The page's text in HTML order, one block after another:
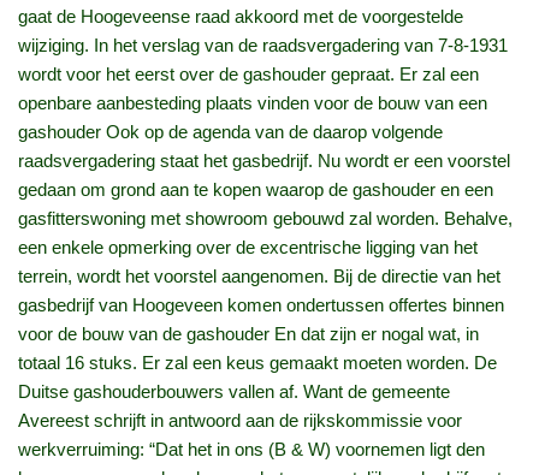
gaat de Hoogeveense raad akkoord met de voorgestelde
wijziging. In het verslag van de raadsvergadering van 7-8-1931
wordt voor het eerst over de gashouder gepraat. Er zal een
openbare aanbesteding plaats vinden voor de bouw van een
gashouder Ook op de agenda van de daarop volgende
raadsvergadering staat het gasbedrijf. Nu wordt er een voorstel
gedaan om grond aan te kopen waarop de gashouder en een
gasfitterswoning met showroom gebouwd zal worden. Behalve,
een enkele opmerking over de excentrische ligging van het
terrein, wordt het voorstel aangenomen. Bij de directie van het
gasbedrijf van Hoogeveen komen ondertussen offertes binnen
voor de bouw van de gashouder En dat zijn er nogal wat, in
totaal 16 stuks. Er zal een keus gemaakt moeten worden. De
Duitse gashouderbouwers vallen af. Want de gemeente
Avereest schrijft in antwoord aan de rijkskommissie voor
werkverruiming: “Dat het in ons (B & W) voornemen ligt den